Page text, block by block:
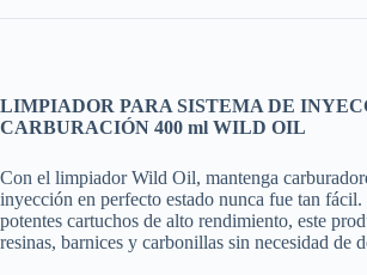
LIMPIADOR PARA SISTEMA DE
CARBURACIÓN 400 ml WILD OIL
Con el limpiador Wild Oil, mantenga
inyección en perfecto estado nunca fue tan
potentes cartuchos de alto rendimiento, este
resinas, barnices y carbonillas sin necesidad de